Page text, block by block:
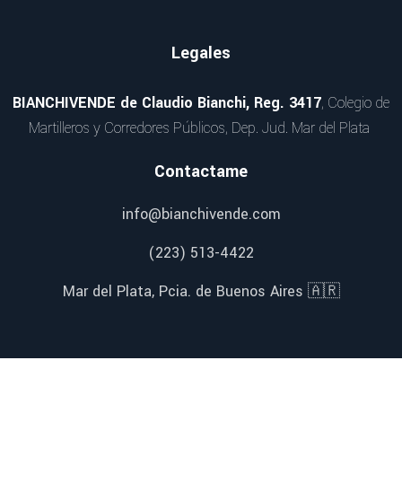
Legales
BIANCHIVENDE de Claudio Bianchi, Reg. 3417, Colegio de
Martilleros y Corredores Públicos, Dep. Jud. Mar del Plata
Contactame
info@bianchivende.com
(223) 513-4422
Mar del Plata, Pcia. de Buenos Aires 🇦🇷
Redes Sociales